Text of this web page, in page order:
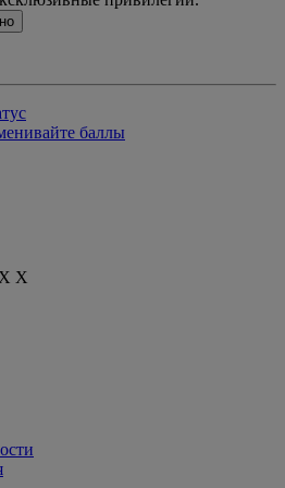
баллы
X